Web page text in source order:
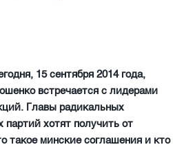
15 сентября 2014 года,
встречается с лидерами
Главы радикальных
партий хотят получить от
такое минские соглашения и кто